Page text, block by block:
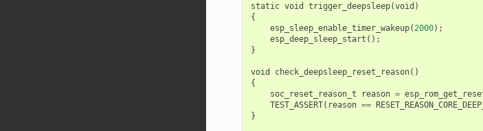
static void trigger_deepsleep(void )
{
esp_sleep_enable_timer_wakeup(2000);
esp_deep_sleep_start ();
}
void check_deepsleep_reset_reason()
{
soc_reset_reason_t
reason =
TEST_ASSERT( reason ==
}